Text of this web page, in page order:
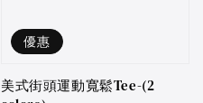
優惠
美式街頭運動寬鬆Tee-(2